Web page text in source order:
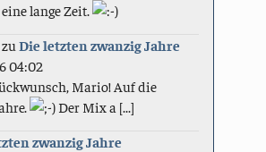
lange Zeit.
zuDie letzten zwanzig Jahre
04:02
Mario! Auf die
Der Mix a [...]
zwanzig Jahre